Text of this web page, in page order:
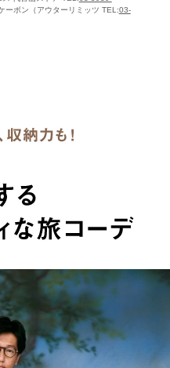
ーボン（アウターリミッツ TEL:03-